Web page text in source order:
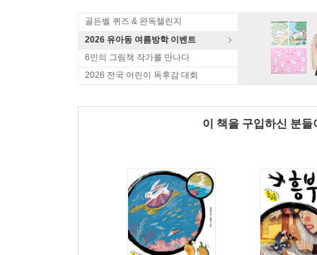
골든벨 퀴즈 & 완독챌린지
2026 유아동 여름방학 이벤트
6인의 그림책 작가를 만나다
2026 전국 어린이 독후감 대회
이 책을 구입하신 분